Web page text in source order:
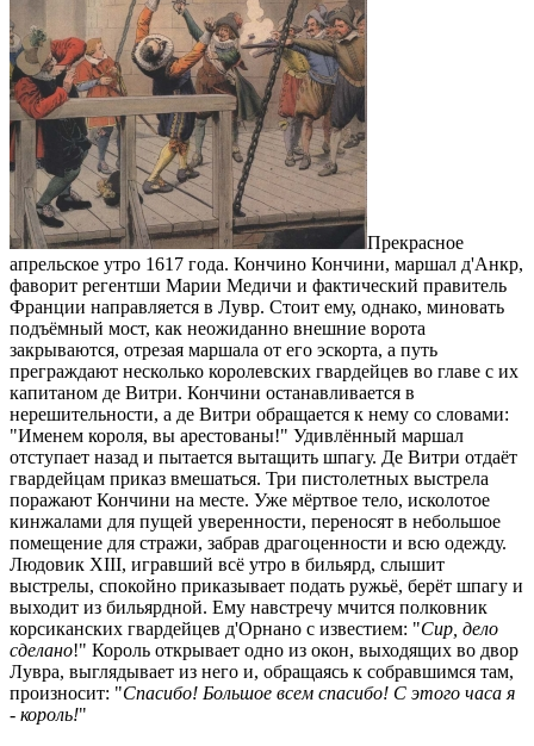
Прекрасное
апрельское утро 1617 года. Кончино Кончини, маршал д'Анкр,
фаворит регентши Марии Медичи и фактический правитель
Франции направляется в Лувр. Стоит ему, однако, миновать
подъёмный мост, как неожиданно внешние ворота
закрываются, отрезая маршала от его эскорта, а путь
преграждают несколько королевских гвардейцев во главе с их
капитаном де Витри. Кончини останавливается в
нерешительности, а де Витри обращается к нему со словами:
"Именем короля, вы арестованы!" Удивлённый маршал
отступает назад и пытается вытащить шпагу. Де Витри отдаёт
гвардейцам приказ вмешаться. Три пистолетных выстрела
поражают Кончини на месте. Уже мёртвое тело, исколотое
кинжалами для пущей уверенности, переносят в небольшое
помещение для стражи, забрав драгоценности и всю одежду.
Людовик XIII, игравший всё утро в бильярд, слышит
выстрелы, спокойно приказывает подать ружьё, берёт шпагу и
выходит из бильярдной. Ему навстречу мчится полковник
корсиканских гвардейцев д'Орнано с известием: "Сир, дело
сделано!" Король открывает одно из окон, выходящих во двор
Лувра, выглядывает из него и, обращаясь к собравшимся там,
произносит: "Спасибо! Большое всем спасибо! С этого часа я
- король!"